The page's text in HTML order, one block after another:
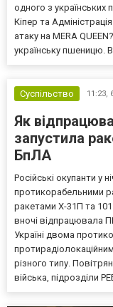
одного з
Кіпер та
атаку на MERA
українську пшеницю.
Суспільство 11:23,
Як
запустила
БпЛА
Російські окупанти у
протикорабельними
ракетами Х-31П та
вночі відпрацювала
Україні двома
різного типу.
війська, підрозділи